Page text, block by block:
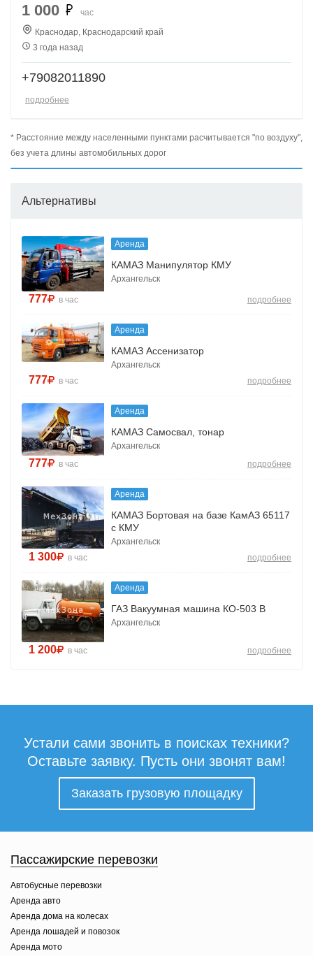
1 000
час
Краснодар, Краснодарский край
3 года назад
+79082011890
подробнее
* Расстояние между населенными пунктами расчитывается "по воздуху",
без учета длины автомобильных дорог
Альтернативы
Аренда
КАМАЗ Манипулятор КМУ
Архангельск
777 в час подробнее
Аренда
КАМАЗ Ассенизатор
Архангельск
777 в час подробнее
Аренда
КАМАЗ Самосвал, тонар
Архангельск
777 в час подробнее
Аренда
КАМАЗ Бортовая на базе КамАЗ 65117
с КМУ
Архангельск
1 300 в час подробнее
Аренда
ГАЗ Вакуумная машина КО-503 В
Архангельск
1 200 в час подробнее
Устали сами звонить в поисках техники?
Оставьте заявку. Пусть они звонят вам!
Заказать грузовую площадку
Пассажирские перевозки
Автобусные перевозки
Аренда авто
Аренда дома на колесах
Аренда лошадей и повозок
Аренда мото